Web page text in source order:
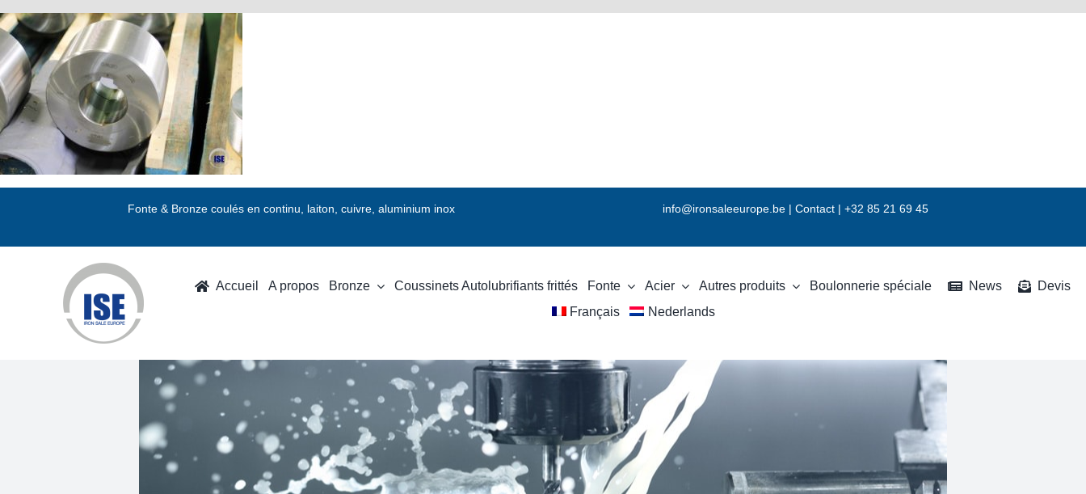
Passer
au
contenu
Fonte & Bronze coulés en continu, laiton, cuivre, aluminium inox info@ironsaleeurope.be| Contact | +32 85 21 69 45
Accueil A propos Bronze Coussinets Autolubrifiants frittés Fonte Acier Autres produits Boulonnerie spéciale News
Devis
Français
Nederlands